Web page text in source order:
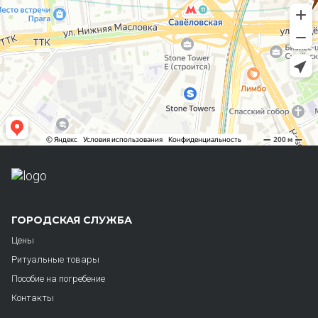
ГОРОДСКАЯ СЛУЖБА
Цены
Ритуальные товары
Пособие на погребение
Контакты